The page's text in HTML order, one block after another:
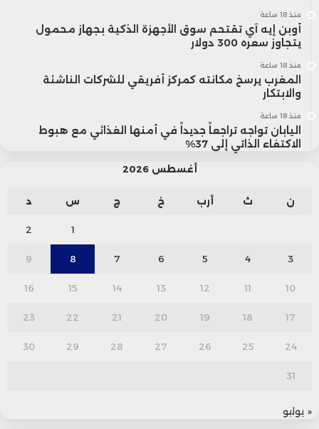
منذ 18 ساعة
أوبن إيه آي تقتحم سوق الأجهزة الذكية بجهاز محمول
يتجاوز سعره 300 دولار
منذ 18 ساعة
المغرب يرسخ مكانته كمركز أفريقي للشركات الناشئة
والابتكار
منذ 18 ساعة
اليابان تواجه تراجعاً جديداً في أمنها الغذائي مع هبوط
الاكتفاء الذاتي إلى 37%
أغسطس 2026
ن ث أرب خ ج س د
1
2
3
4
5
6
7
8
9
10
11
12
13
14
15
16
17
18
19
20
21
22
23
24
25
26
27
28
29
30
31
« يوليو